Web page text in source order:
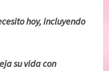
hoy, incluyendo
su vida con